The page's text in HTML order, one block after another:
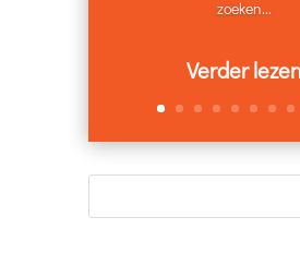
zoeken...
Verder